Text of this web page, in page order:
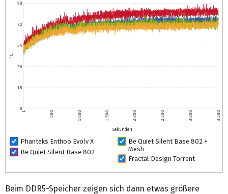
0
18
36
54
72
90
°C
1 500 1.000 1.500 2.000 2.500 3.000 3.500
Sekunden
Phanteks Enthoo Evolv X
Be Quiet Silent Base 802
Be Quiet Silent Base 802 +
Mesh
Fractal Design Torrent
Beim DDR5-Speicher zeigen sich dann etwas größere